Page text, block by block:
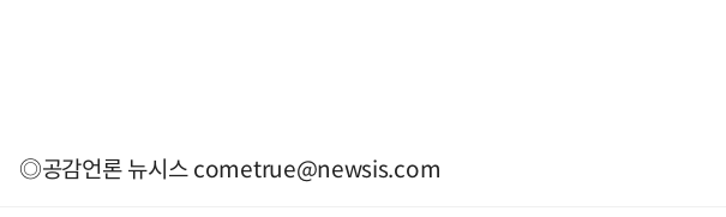
◎공감언론 뉴시스cometrue@newsis.com